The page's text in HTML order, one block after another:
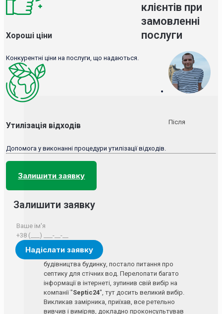
Хороші ціни
Конкурентні ціни на послуги, що надаються.
Утилізація відходів
Допомога у виконанні процедури утилізації відходів.
Залишити заявку
Залишити заявку
клієнтів при
замовленні
послуги
Після
будівництва будинку, постало питання про
септику для стічних вод. Перелопати багато
інформації в інтернеті, зупинив свій вибір на
компанії "Septic24", тут досить великий вибір.
Викликав замірника, приїхав, все ретельно
вивчив і виміряв, докладно проконсультував